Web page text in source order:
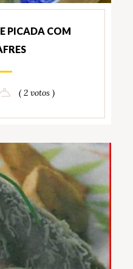
PICADA COM
( 2 votos )